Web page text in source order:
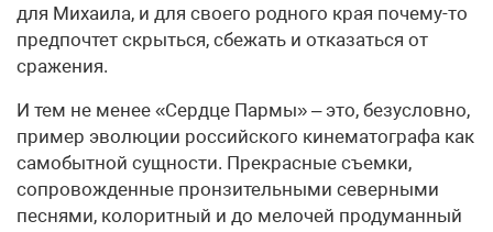
для Михаила, и для своего родного края почему-то
предпочтет скрыться, сбежать и отказаться от
сражения.
И тем не менее «Сердце Пармы» – это, безусловно,
пример эволюции российского кинематографа как
самобытной сущности. Прекрасные съемки,
сопровожденные пронзительными северными
песнями, колоритный и до мелочей продуманный